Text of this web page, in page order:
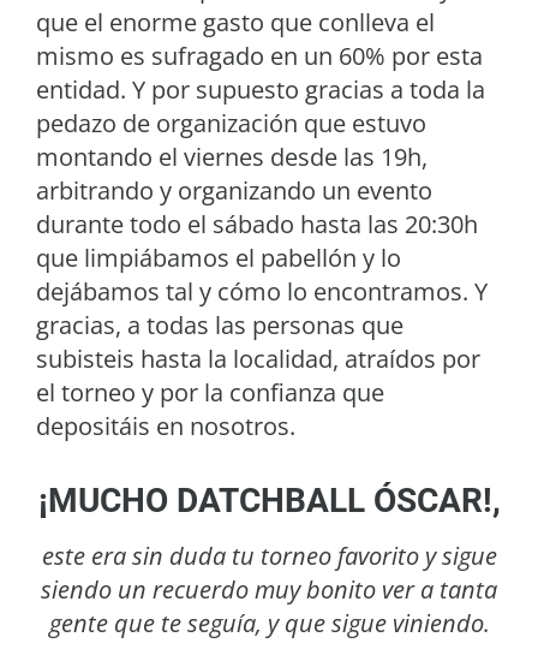
que el enorme gasto que conlleva el
mismo es sufragado en un 60% por esta
entidad. Y por supuesto gracias a toda la
pedazo de organización que estuvo
montando el viernes desde las 19h,
arbitrando y organizando un evento
durante todo el sábado hasta las 20:30h
que limpiábamos el pabellón y lo
dejábamos tal y cómo lo encontramos. Y
gracias, a todas las personas que
subisteis hasta la localidad, atraídos por
el torneo y por la confianza que
depositáis en nosotros.
¡MUCHO DATCHBALL ÓSCAR!,
este era sin duda tu torneo favorito y sigue
siendo un recuerdo muy bonito ver a tanta
gente que te seguía, y que sigue viniendo.